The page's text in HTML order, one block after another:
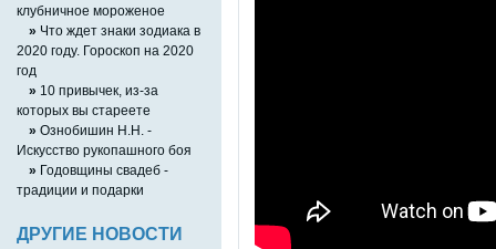
клубничное мороженое
» Что ждет знаки зодиака в
2020 году. Гороскоп на 2020
год
» 10 привычек, из-за
которых вы стареете
» Ознобишин Н.Н. -
Искусство рукопашного боя
» Годовщины свадеб -
традиции и подарки
ДРУГИЕ НОВОСТИ